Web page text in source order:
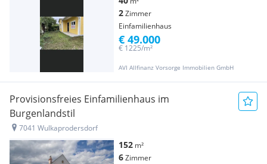
2Zimmer
Einfamilienhaus
AVI Allfinanz Vorsorge Immobilien GmbH
€ 1225/m²
€ 49.000
Provisionsfreies Einfamilienhaus im
Burgenlandstil
7041 Wulkaprodersdorf
152 m²
6Zimmer